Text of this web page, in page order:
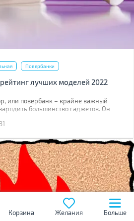
Повербанки
лучших моделей 2022
или повербанк – крайне важный
большинство гаджетов. Он
действий. Не зря волонтеры
ти интересных моделей, каждую из
в самых разных ситуациях.
Корзина Желания Больше